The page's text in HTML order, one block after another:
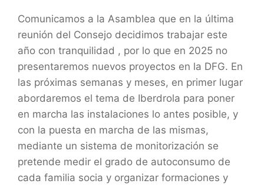
Comunicamos a la Asamblea que en la última
reunión del Consejo decidimos trabajar este
año con tranquilidad , por lo que en 2025 no
presentaremos nuevos proyectos en la DFG. En
las próximas semanas y meses, en primer lugar
abordaremos el tema de Iberdrola para poner
en marcha las instalaciones lo antes posible, y
con la puesta en marcha de las mismas,
mediante un sistema de monitorización se
pretende medir el grado de autoconsumo de
cada familia socia y organizar formaciones y